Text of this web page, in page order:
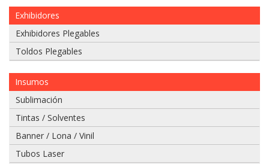
Si
tiene
un
video
del
que
tiene
envielo
a
nuestro
whatsapp:
Exhibidores
Exhibidores Plegables
Toldos Plegables
Insumos
Sublimación
Tintas / Solventes
Banner / Lona / Vinil
Tubos Laser